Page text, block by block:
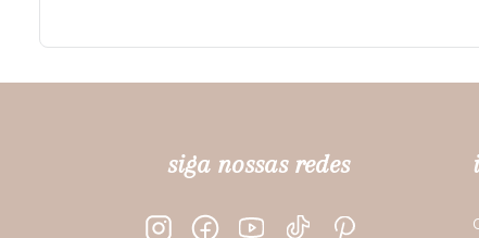
siga nossas redes